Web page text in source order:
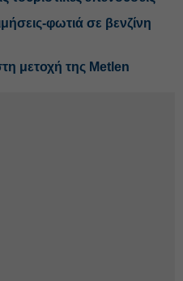
φωτιά σε βενζίνη
μετοχή της Metlen